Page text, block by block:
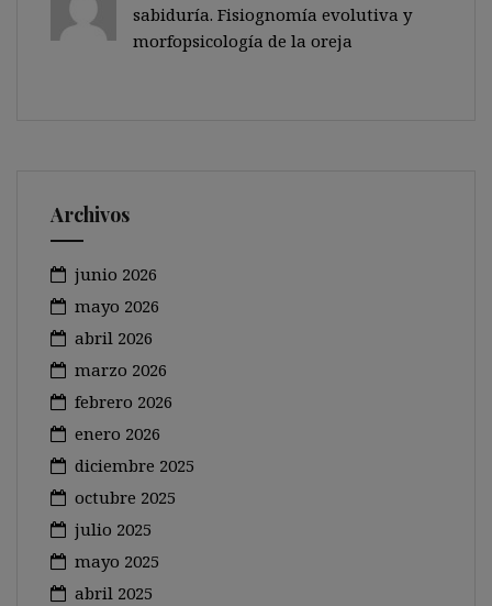
sabiduría. Fisiognomía evolutiva y
morfopsicología de la oreja
Archivos
junio 2026
mayo 2026
abril 2026
marzo 2026
febrero 2026
enero 2026
diciembre 2025
octubre 2025
julio 2025
mayo 2025
abril 2025